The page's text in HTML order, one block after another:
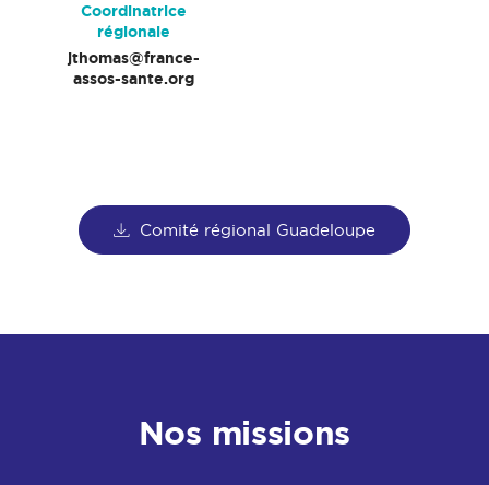
Coordinatrice
régionale
jthomas@france-
assos-sante.org
Comité régional Guadeloupe
Nos missions